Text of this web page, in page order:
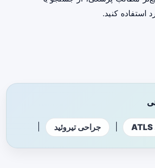
استفاده کنید.
جراحی تیروئید